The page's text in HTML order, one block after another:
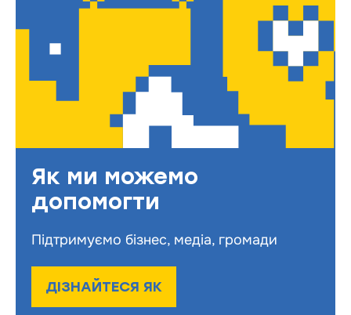
Як ми можемо
допомогти
Підтримуємо бізнес, медіа, громади
ДІЗНАЙТЕСЯ ЯК